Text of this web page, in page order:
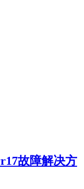
故障解决方